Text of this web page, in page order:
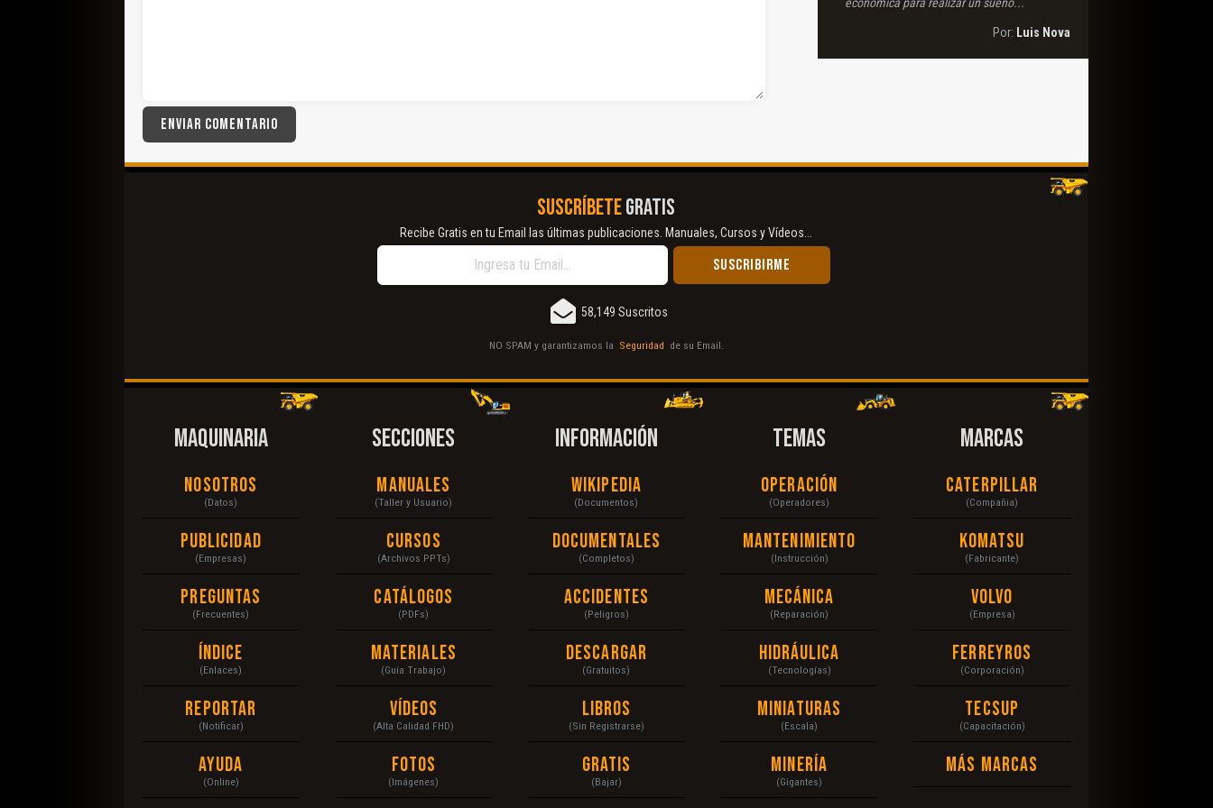
Por: Luis Nova
SUSCRÍBETEGRATIS
Recibe Gratis en tu Email las últimas publicaciones. Manuales, Cursos y Vídeos...
58,149 Suscritos
NO SPAM y garantizamos la Seguridad de su Email.
MAQUINARIA
Nosotros
(Datos)
Publicidad
(Empresas)
Preguntas
(Frecuentes)
Índice
(Enlaces)
Reportar
(Notificar)
Ayuda
(Online)
SECCIONES
Manuales
(Taller y Usuario)
Cursos
(Archivos PPTs)
Catálogos
(PDFs)
Materiales
(Guía Trabajo)
Vídeos
(Alta Calidad FHD)
Fotos
(Imágenes)
INFORMACIÓN
Wikipedia
(Documentos)
Documentales
(Completos)
Accidentes
(Peligros)
Descargar
(Gratuitos)
Libros
(Sin Registrarse)
Gratis
(Bajar)
TEMAS
Operación
(Operadores)
Mantenimiento
(Instrucción)
Mecánica
(Reparación)
Hidráulica
(Tecnologías)
Miniaturas
(Escala)
Minería
(Gigantes)
MARCAS
Caterpillar
(Compañia)
Komatsu
(Fabricante)
Volvo
(Empresa)
Ferreyros
(Corporación)
Tecsup
(Capacitación)
Más Marcas